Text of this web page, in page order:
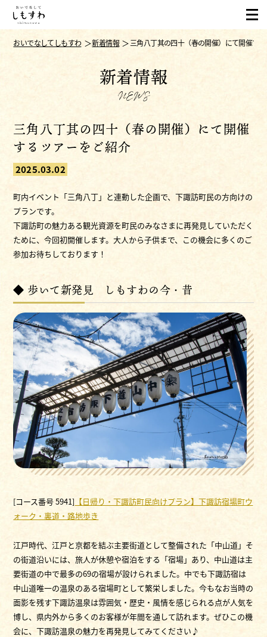
おいでなしてしもすわ 新着情報 三角八丁其の四十（春の開催）にて開催す
新着情報
NEWS
三角八丁其の四十（春の開催）にて開催
するツアーをご紹介
2025.03.02
町内イベント「三角八丁」と連動した企画で、下諏訪町民の方向けの
プランです。
下諏訪町の魅力ある観光資源を町民のみなさまに再発見していただく
ために、今回初開催します。大人から子供まで、この機会に多くのご
参加お待ちしております！
◆ 歩いて新発見 しもすわの今・昔
[コース番号 5941] 【日帰り・下諏訪町民向けプラン】下諏訪宿場町ウ
ォーク・裏道・路地歩き
江戸時代、江戸と京都を結ぶ主要街道として整備された「中山道」そ
の街道沿いには、旅人が休憩や宿泊をする「宿場」あり、中山道は主
要街道の中で最多の69の宿場が設けられました。中でも下諏訪宿は
中山道唯一の温泉のある宿場町として繁栄しました。今もなお当時の
面影を残す下諏訪温泉は雰囲気・歴史・風情を感じられる点が人気を
博し、県内外から多くのお客様が年間を通して訪れます。ぜひこの機
会に、下諏訪温泉の魅力を再発見してみてください♪